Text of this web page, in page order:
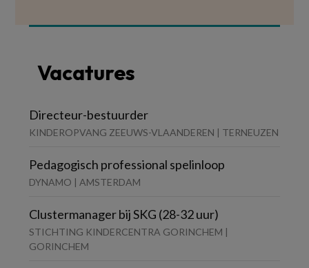
Vacatures
Directeur-bestuurder
KINDEROPVANG ZEEUWS-VLAANDEREN | TERNEUZEN
Pedagogisch professional spelinloop
DYNAMO | AMSTERDAM
Clustermanager bij SKG (28-32 uur)
STICHTING KINDERCENTRA GORINCHEM |
GORINCHEM